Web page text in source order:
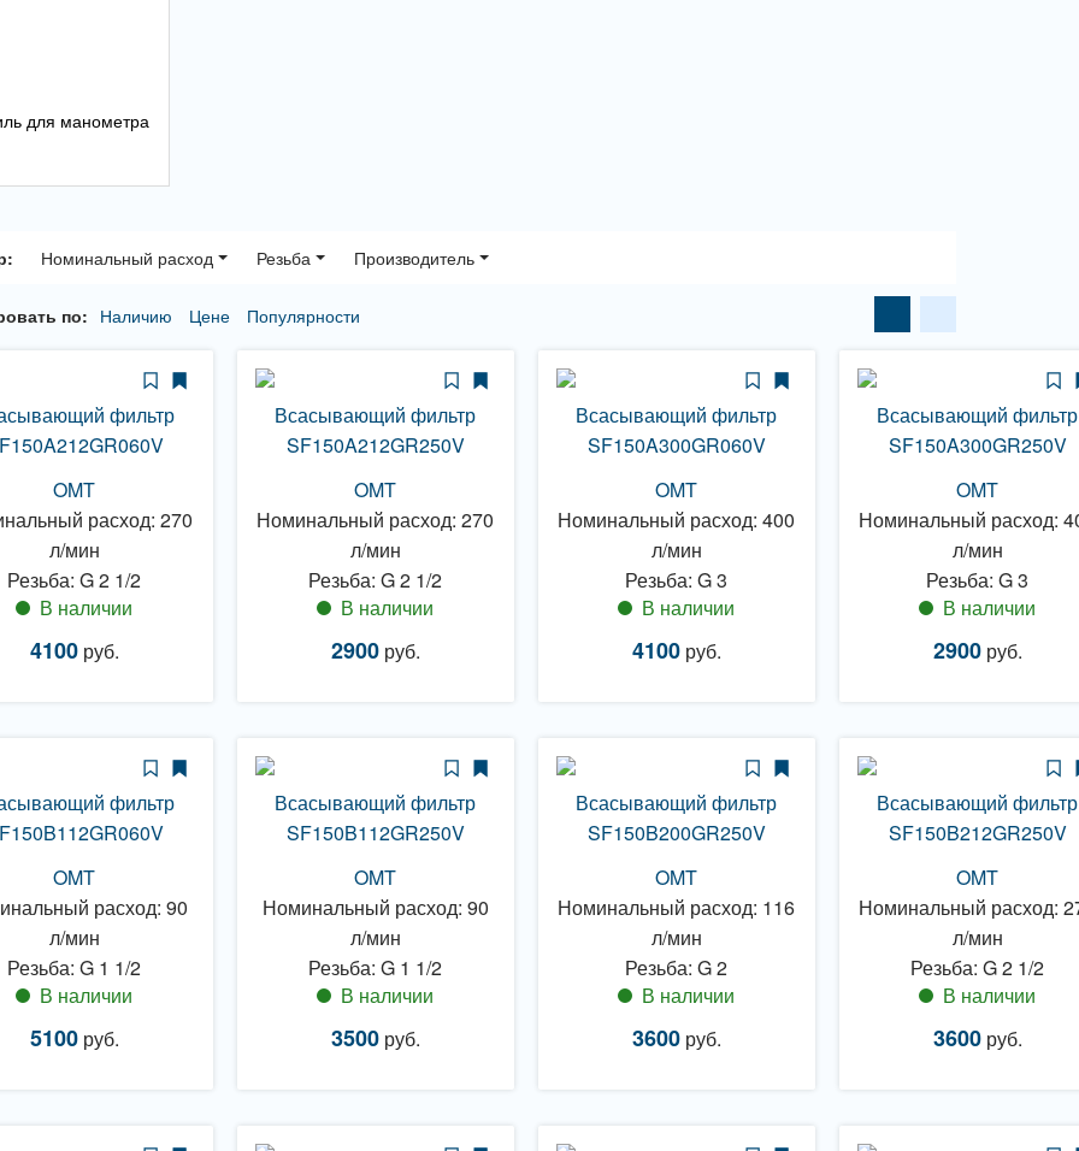
для манометра
Номинальный расход Резьба Производитель
по: Наличию Цене Популярности
фильтр
OMT
расход: 270
л/мин
Резьба: G 2 1/2
В наличии
4100руб.
Всасывающий фильтр
SF150A212GR250V
OMT
Номинальный расход: 270
л/мин
Резьба: G 2 1/2
В наличии
2900руб.
Всасывающий фильтр
SF150A300GR060V
OMT
Номинальный расход: 400
л/мин
Резьба: G 3
В наличии
4100руб.
Всасывающий фильтр
SF150A300GR250V
OMT
Номинальный расход:
л/мин
Резьба: G 3
В наличии
2900руб.
фильтр
OMT
расход: 90
л/мин
Резьба: G 1 1/2
В наличии
5100руб.
Всасывающий фильтр
SF150B112GR250V
OMT
Номинальный расход: 90
л/мин
Резьба: G 1 1/2
В наличии
3500руб.
Всасывающий фильтр
SF150B200GR250V
OMT
Номинальный расход: 116
л/мин
Резьба: G 2
В наличии
3600руб.
Всасывающий фильтр
SF150B212GR250V
OMT
Номинальный расход:
л/мин
Резьба: G 2 1/2
В наличии
3600руб.